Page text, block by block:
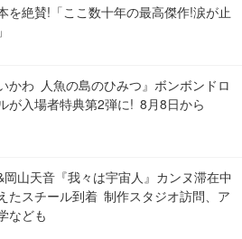
を絶賛!「ここ数十年の最高傑作!涙が止
かわ 人魚の島のひみつ』ボンボンドロ
が入場者特典第2弾に! 8月8日から
岡山天音『我々は宇宙人』カンヌ滞在中
たスチール到着 制作スタジオ訪問、ア
なども